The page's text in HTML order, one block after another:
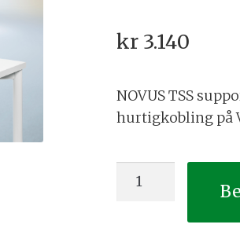
kr3.140
NOVUS TSS
hurtigkobling på
Novus